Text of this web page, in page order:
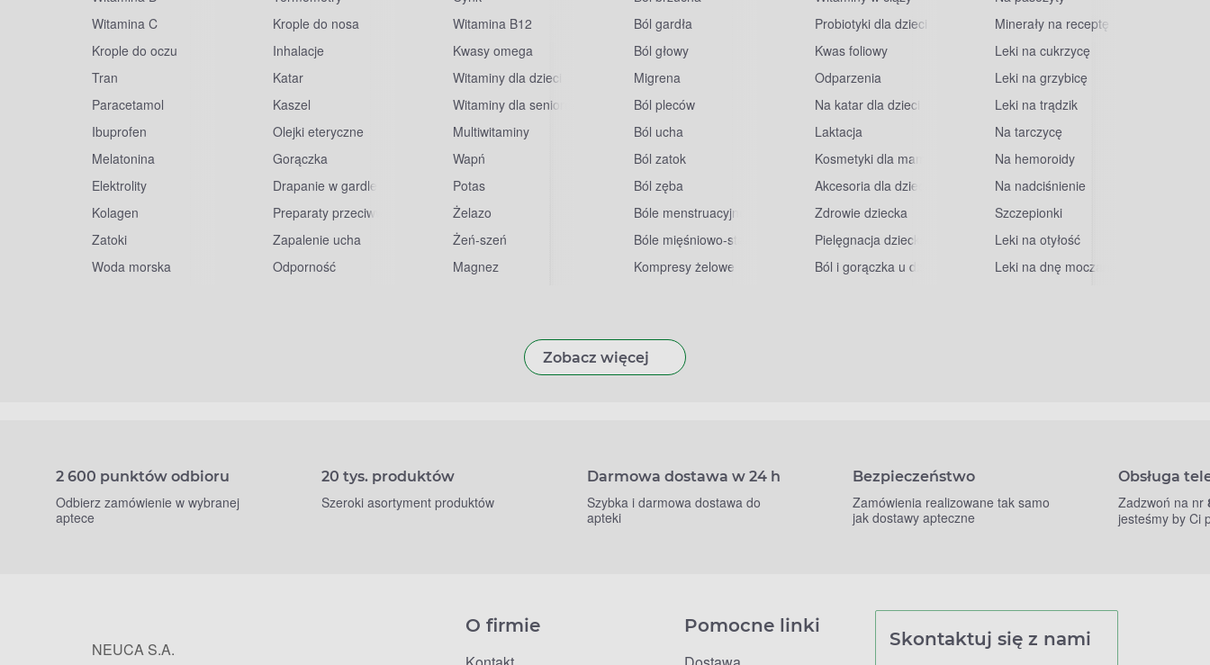
Witamina C
Krople do oczu
Tran
Paracetamol
Ibuprofen
Melatonina
Elektrolity
Kolagen
Zatoki
Woda morska
Krople do nosa
Inhalacje
Katar
Kaszel
Olejki eteryczne
Gorączka
Drapanie w gardle
Preparaty przeciwwirusowe
Zapalenie ucha
Odporność
Witamina B12
Kwasy omega
Witaminy dla dzieci
Witaminy dla seniorów
Multiwitaminy
Wapń
Potas
Żelazo
Żeń-szeń
Magnez
Ból gardła
Ból głowy
Migrena
Ból pleców
Ból ucha
Ból zatok
Ból zęba
Bóle menstruacyjne
Bóle mięśniowo-stawowe
Kompresy żelowe
Probiotyki dla dzieci
Kwas foliowy
Odparzenia
Na katar dla dzieci
Laktacja
Kosmetyki dla mam
Akcesoria dla dzieci
Zdrowie dziecka
Pielęgnacja dziecka
Ból i gorączka u dzieci
Minerały na receptę
Leki na cukrzycę
Leki na grzybicę
Leki na trądzik
Na tarczycę
Na hemoroidy
Na nadciśnienie
Szczepionki
Leki na otyłość
Leki na dnę moczanową
Zobacz więcej
2 600 punktów odbioru
Odbierz zamówienie w wybranej
aptece
20 tys. produktów
Szeroki asortyment produktów
Darmowa dostawa w 24 h
Szybka i darmowa dostawa do
apteki
Bezpieczeństwo
Zamówienia realizowane tak samo
jak dostawy apteczne
Obsługa
Zadzwoń na nr
jesteśmy by Ci
NEUCA S.A.
O firmie Pomocne linki
Skontaktuj się z nami